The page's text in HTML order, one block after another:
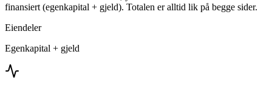
finansiert (egenkapital + gjeld). Totalen er alltid lik på begge sider.
Eiendeler
Egenkapital + gjeld